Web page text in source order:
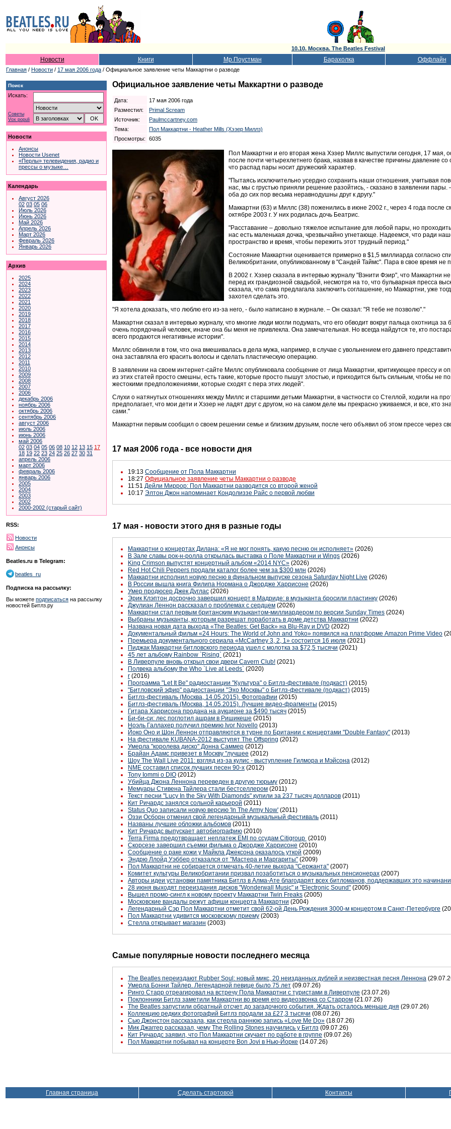
10.10. Москва. The Beatles Festival
Новости Книги Мр.Поустман Барахолка Оффлайн
Главная / Новости / 17 мая 2006 года / Официальное заявление четы Маккартни о разводе
Поиск
Искать:
Советы
Vox populi
Новости
Анонсы
Новости Usenet
«Перлы» телевидения, радио и
прессы о музыке…
Календарь
Август 2026
02 03 05 06
Июль 2026
Июнь 2026
Май 2026
Апрель 2026
Март 2026
Февраль 2026
Январь 2026
Архив
2025
2024
2023
2022
2021
2020
2019
2018
2017
2016
2015
2014
2013
2012
2011
2010
2009
2008
2007
2006
декабрь 2006
ноябрь 2006
октябрь 2006
сентябрь 2006
август 2006
июль 2006
июнь 2006
май 2006
02 03 04 05 06 08 10 12 13 15 17
18 19 22 23 24 25 26 27 30 31
апрель 2006
март 2006
февраль 2006
январь 2006
2005
2004
2003
2002
2000-2002 (старый сайт)
RSS:
Новости
Анонсы
Beatles.ru в Telegram:
beatles_ru
Подписка на рассылку:
Вы можете подписаться на рассылку
новостей Битлз.ру
Официальное заявление четы Маккартни о разводе
Дата:
17 мая 2006 года
Разместил:
Primal Scream
Источник:
Paulmccartney.com
Тема:
Пол Маккартни - Heather Mills (Хэзер Миллз)
Просмотры:
6035
Пол Маккартни и его вторая жена Хэзер Миллс выпустили сегодня, 17 мая,
после почти четырехлетнего брака, назвав в качестве причины давление
что распад пары носит дружеский характер.
"Пытаясь исключительно усердно сохранить наши отношения, учитывая
нас, мы с грустью приняли решение разойтись, - сказано в заявлении
оба до сих пор весьма неравнодушны друг к другу."
Маккартни (63) и Миллс (38) поженились в июне 2002 г., через 4 года после
октябре 2003 г. У них родилась дочь Беатрис.
"Расставание – довольно тяжелое испытание для любой пары, но проходить
нас есть маленькая дочка, чрезвычайно угнетающе. Надеемся, что ради
пространство и время, чтобы пережить этот трудный период."
Состояние Маккартни оценивается примерно в $1,5 миллиарда согласно
Великобритании, опубликованному в "Сандей Таймс". Пара в свое время не
В 2002 г. Хэзер сказала в интервью журналу "Вэнити Фэир", что Маккартни
перед их грандиозной свадьбой, несмотря на то, что бульварная пресса
сказала, что сама предлагала заключить соглашение, но Маккартни, уже
захотел сделать это.
"Я хотела доказать, что люблю его из-за него, - было написано в журнале. – Он сказал: "Я тебе не позволю"."
Маккартни сказал в интервью журналу, что многие люди могли подумать, что его обводит вокруг пальца охотница за
очень порядочный человек, иначе она бы меня не привлекла. Она замечательная. Но всегда найдутся те, кто
всего продаются негативные истории".
Миллс обвиняли в том, что она вмешивалась в дела мужа, например, в случае с увольнением его давнего
она заставляла его красить волосы и сделать пластическую операцию.
В заявлении на своем интернет-сайте Миллс опубликовала сообщение от лица Маккартни, критикующее прессу и
из этих статей просто смешны, есть такие, которые просто пышут злостью, и приходится быть сильным, чтобы не
жестокими предположениями, которые сходят с пера этих людей".
Слухи о натянутых отношениях между Миллс и старшими детьми Маккартни, в частности со Стеллой, ходили на
предполагает, что мои дети и Хэзер не ладят друг с другом, но на самом деле мы прекрасно уживаемся, и все, кто
сами."
Маккартни первым сообщил о своем решении семье и близким друзьям, после чего объявил об этом прессе через
17 мая 2006 года - все новости дня
19:13 Сообщение от Пола Маккартни
18:27 Официальное заявление четы Маккартни о разводе
11:51 Дейли Миррор: Пол Маккартни разводится со второй женой
10:17 Элтон Джон напоминает Кондолиззе Райс о первой любви
17 мая - новости этого дня в разные годы
Маккартни о концертах Дилана: «Я не мог понять, какую песню он исполняет» (2026)
В Зале славы рок-н-ролла открылась выставка о Поле Маккартни и Wings (2026)
King Crimson выпустят концертный альбом «2014 NYC» (2026)
Red Hot Chili Peppers продали каталог более чем за $300 млн (2026)
Маккартни исполнил новую песню в финальном выпуске сезона Saturday Night Live (2026)
В России вышла книга Филипа Нормана о Джордже Харрисоне (2026)
Умер продюсер Джек Дуглас (2026)
Эрик Клэптон досрочно завершил концерт в Мадриде: в музыканта бросили пластинку (2026)
Джулиан Леннон рассказал о проблемах с сердцем (2026)
Маккартни стал первым британским музыкантом-миллиардером по версии Sunday Times (2024)
Выбраны музыканты, которым разрешат поработать в доме детства Маккартни (2022)
Названа новая дата выхода «The Beatles: Get Back» на Blu-Ray и DVD (2022)
Документальный фильм «24 Hours: The World of John and Yoko» появился на платформе Amazon Prime Video
Премьера документального сериала «McCartney 3, 2, 1» состоится 16 июля (2021)
Пиджак Маккартни битловского периода ушел с молотка за $72,5 тысячи (2021)
45 лет альбому Rainbow `Rising` (2021)
В Ливерпуле вновь открыл свои двери Cavern Club! (2021)
Полвека альбому the Who `Live at Leeds` (2020)
r (2016)
Программа "Let It Be" радиостанции "Культура" о Битлз-фестивале (подкаст) (2015)
"Битловский эфир" радиостанции "Эхо Москвы" о Битлз-фестивале (подкаст) (2015)
Битлз-фестиваль (Москва, 14.05.2015). Фотографии (2015)
Битлз-фестиваль (Москва, 14.05.2015). Лучшие видео-фрагменты (2015)
Гитара Харрисона продана на аукционе за $490 тысяч (2015)
Би-би-си: лес поглотил ашрам в Ришикеше (2015)
Ноэль Галлахер получил премию Ivor Novello (2013)
Йоко Оно и Шон Леннон отправляются в турне по Британии с концертами "Double Fantasy" (2013)
На фестивале KUBANA-2012 выступят The Offspring (2012)
Умерла "королева диско" Донна Саммер (2012)
Брайан Адамс привезет в Москву "лучшее (2012)
Шоу The Wall Live 2011: взгляд из-за кулис - выступление Гилмора и Мэйсона (2012)
NME составил список лучших песен 90-х (2012)
Tony Iommi о DIO (2012)
Убийца Джона Леннона переведен в другую тюрьму (2012)
Мемуары Стивена Тайлера стали бестселлером (2011)
Текст песни "Lucy In the Sky With Diamonds" купили за 237 тысяч долларов (2011)
Кит Ричардс занялся сольной карьерой (2011)
Status Quo записали новую версию 'In The Army Now' (2011)
Оззи Осборн отменил свой легендарный музыкальный фестиваль (2011)
Названы лучшие обложки альбомов (2011)
Кит Ричардс выпускает автобиографию (2010)
Terra Firma предотвращает неплатеж EMI по ссудам Citigroup (2010)
Скорсезе завершил съемки фильма о Джордже Харрисоне (2010)
Сообщение о раке кожи у Майкла Джексона оказалось уткой (2009)
Эндрю Ллойд Уэббер отказался от "Мастера и Маргариты" (2009)
Пол Маккартни не собирается отмечать 40-летие выхода "Сержанта" (2007)
Комитет культуры Великобритании призвал позаботиться о музыкальных пенсионерах (2007)
Авторы идеи установки памятника Битлз в Алма-Ате благодарят всех битломанов, поддержавших это
28 июня выходят переиздания дисков "Wonderwall Music" и "Electronic Sound" (2005)
Вышел промо-сингл к новому проекту Маккартни Twin Freaks (2005)
Московские вандалы режут афиши концерта Маккартни (2004)
Легендарный Сэр Пол Маккартни отметит свой 62-ой День Рождения 3000-м концертом в Санкт-Петербурге
Пол Маккартни удивится московскому приему (2003)
Стелла открывает магазин (2003)
Самые популярные новости последнего месяца
The Beatles переиздают Rubber Soul: новый микс, 20 неизданных дублей и неизвестная песня Леннона
Умерла Бонни Тайлер. Легендарной певице было 75 лет (09.07.26)
Ринго Старр отреагировал на встречу Пола Маккартни с туристами в Ливерпуле (23.07.26)
Поклонники Битлз заметили Маккартни во время его видеозвонка со Старром (21.07.26)
The Beatles запустили обратный отсчет до загадочного события. Ждать осталось меньше дня (29.07.26)
Коллекцию редких фотографий Битлз продали за £27,3 тысячи (08.07.26)
Сью Джонстон рассказала, как стерла раннюю запись «Love Me Do» (18.07.26)
Мик Джаггер рассказал, чему The Rolling Stones научились у Битлз (09.07.26)
Кит Ричардс заявил, что Пол Маккартни скучает по работе в группе (09.07.26)
Пол Маккартни побывал на концерте Bon Jovi в Нью-Йорке (14.07.26)
Главная страница Сделать стартовой Контакты